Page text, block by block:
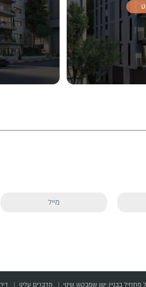
מתחיל בבניין ישן שמבקש שינוי מדברים עלינו